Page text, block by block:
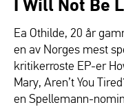
Ea Othilde, 20 år
en av Norges mest
kritikerroste EP-er
Mary, Aren’t You
en Spellemann-